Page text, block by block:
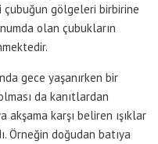
çubuğun gölgeleri birbirine
olan çubukların
gece yaşanırken bir
da kanıtlardan
akşama karşı beliren ışıklar
Örneğin doğudan batıya